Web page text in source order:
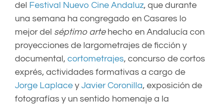
del Festival Nuevo Cine Andaluz, que durante
una semana ha congregado en Casares lo
mejor del séptimo artehecho en Andalucía con
proyecciones de largometrajes de ficción y
documental, cortometrajes, concurso de cortos
exprés, actividades formativas a cargo de
Jorge Laplacey Javier Coronilla, exposición de
fotografías y un sentido homenaje a la